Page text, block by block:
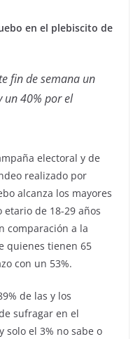
en el plebiscito de
fin de semana un
un 40% por el
electoral y de
realizado por
alcanza los mayores
de 18-29 años
comparación a la
quienes tienen 65
con un 53%.
de las y los
sufragar en el
solo el 3% no sabe o